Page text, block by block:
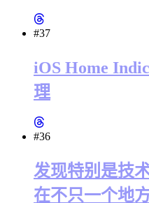
#37
iOS Home
理
#36
发现特别是技
在不只一个地